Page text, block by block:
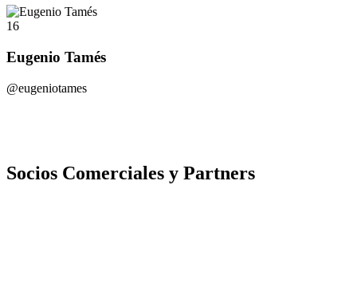
16
Eugenio Tamés
@eugeniotames
Socios Comerciales y Partners